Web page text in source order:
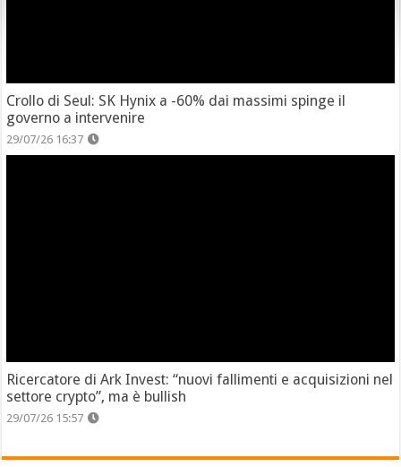
Crollo di Seul: SK Hynix a -60% dai massimi spinge il
governo a intervenire
29/07/26 16:37
Ricercatore di Ark Invest: “nuovi fallimenti e acquisizioni nel
settore crypto”, ma è bullish
29/07/26 15:57